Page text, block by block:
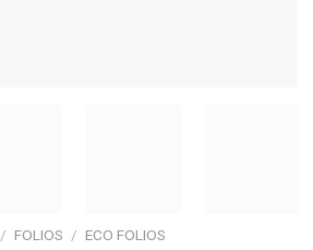
/ FOLIOS / ECO FOLIOS